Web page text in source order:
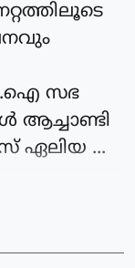
സഭ
ആച്ചാണ്ടി
ഏലിയ ...